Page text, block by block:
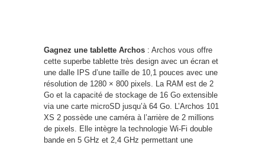
Gagnez une tablette Archos : Archos vous offre
cette superbe tablette très design avec un écran et
une dalle IPS d’une taille de 10,1 pouces avec une
résolution de 1280 × 800 pixels. La RAM est de 2
Go et la capacité de stockage de 16 Go extensible
via une carte microSD jusqu’à 64 Go. L’Archos 101
XS 2 possède une caméra à l’arrière de 2 millions
de pixels. Elle intègre la technologie Wi-Fi double
bande en 5 GHz et 2,4 GHz permettant une